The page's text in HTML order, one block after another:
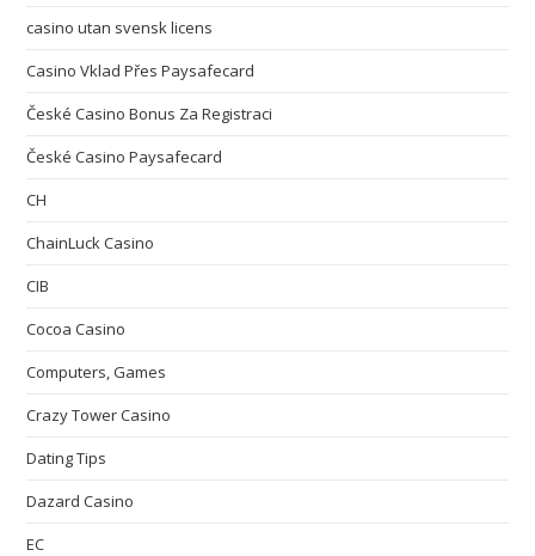
casino utan svensk licens
Casino Vklad Přes Paysafecard
České Casino Bonus Za Registraci
České Casino Paysafecard
CH
ChainLuck Casino
CIB
Cocoa Casino
Computers, Games
Crazy Tower Сasino
Dating Tips
Dazard Casino
EC